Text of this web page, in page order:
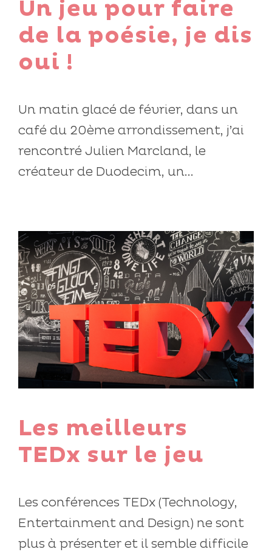
Un jeu pour faire
de la poésie, je dis
oui !
Un matin glacé de février, dans un
café du 20ème arrondissement, j’ai
rencontré Julien Marcland, le
créateur de Duodecim, un...
Les meilleurs
TEDx sur le jeu
Les conférences TEDx (Technology,
Entertainment and Design) ne sont
plus à présenter et il semble difficile